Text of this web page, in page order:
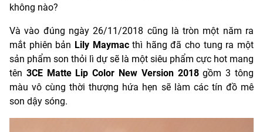
không nào?
Và vào đúng ngày 26/11/2018 cũng là tròn một năm ra
mắt phiên bản Lily Maymacthì hãng đã cho tung ra một
sản phẩm son thỏi lì dự sẽ là một siêu phẩm cực hot mang
tên 3CE Matte Lip Color New Version 2018gồm 3 tông
màu vô cùng thời thượng hứa hẹn sẽ làm các tín đồ mê
son dậy sóng.